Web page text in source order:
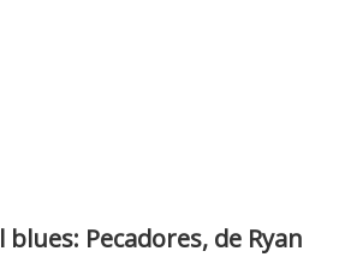
Pecadores, de Ryan